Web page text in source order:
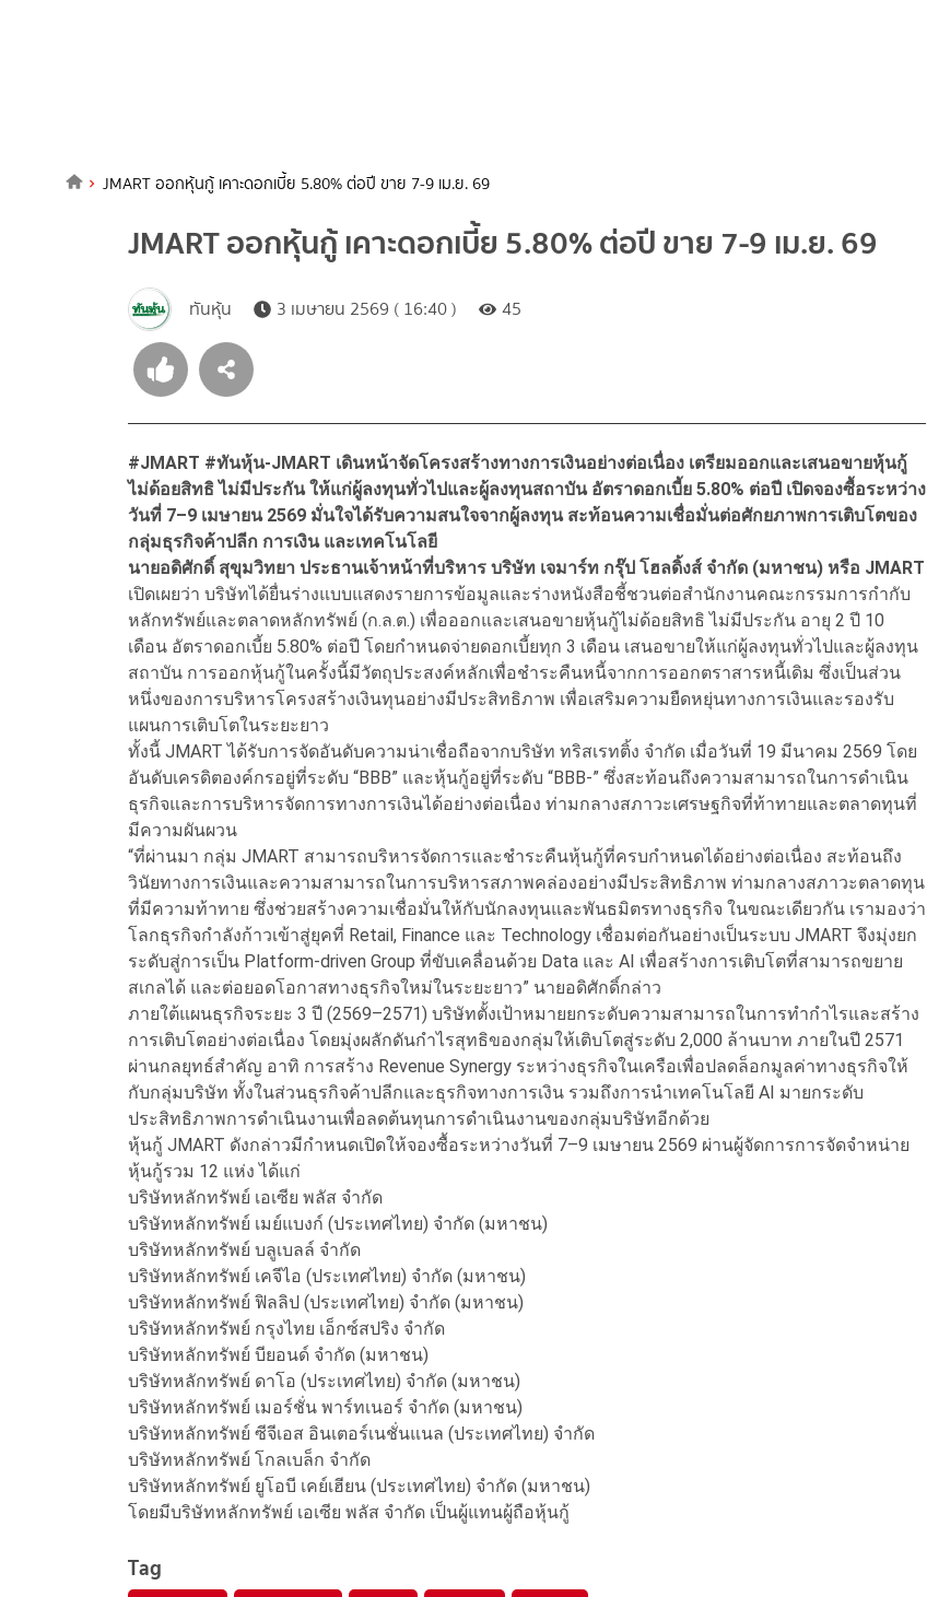
JMART ออกหุ้นกู้ เคาะดอกเบี้ย 5.80% ต่อปี ขาย 7-9 เม.ย. 69
JMART ออกหุ้นกู้ เคาะดอกเบี้ย 5.80% ต่อปี ขาย 7-9 เม.ย. 69
ทันหุ้น 3 เมษายน 2569 ( 16:40 ) 45
#JMART #ทันหุ้น-JMART เดินหน้าจัดโครงสร้างทางการเงินอย่างต่อเนื่อง เตรียมออกและเสนอขายหุ้นกู้
ไม่ด้อยสิทธิ ไม่มีประกัน ให้แก่ผู้ลงทุนทั่วไปและผู้ลงทุนสถาบัน อัตราดอกเบี้ย 5.80% ต่อปี เปิดจองซื้อระหว่าง
วันที่ 7–9 เมษายน 2569 มั่นใจได้รับความสนใจจากผู้ลงทุน สะท้อนความเชื่อมั่นต่อศักยภาพการเติบโตของ
กลุ่มธุรกิจค้าปลีก การเงิน และเทคโนโลยี
นายอดิศักดิ์ สุขุมวิทยา ประธานเจ้าหน้าที่บริหาร บริษัท เจมาร์ท กรุ๊ป โฮลดิ้งส์ จำกัด (มหาชน) หรือ JMART
เปิดเผยว่า บริษัทได้ยื่นร่างแบบแสดงรายการข้อมูลและร่างหนังสือชี้ชวนต่อสำนักงานคณะกรรมการกำกับ
หลักทรัพย์และตลาดหลักทรัพย์ (ก.ล.ต.) เพื่อออกและเสนอขายหุ้นกู้ไม่ด้อยสิทธิ ไม่มีประกัน อายุ 2 ปี 10
เดือน อัตราดอกเบี้ย 5.80% ต่อปี โดยกำหนดจ่ายดอกเบี้ยทุก 3 เดือน เสนอขายให้แก่ผู้ลงทุนทั่วไปและผู้ลงทุน
สถาบัน การออกหุ้นกู้ในครั้งนี้มีวัตถุประสงค์หลักเพื่อชำระคืนหนี้จากการออกตราสารหนี้เดิม ซึ่งเป็นส่วน
หนึ่งของการบริหารโครงสร้างเงินทุนอย่างมีประสิทธิภาพ เพื่อเสริมความยืดหยุ่นทางการเงินและรองรับ
แผนการเติบโตในระยะยาว
ทั้งนี้ JMART ได้รับการจัดอันดับความน่าเชื่อถือจากบริษัท ทริสเรทติ้ง จำกัด เมื่อวันที่ 19 มีนาคม 2569 โดย
อันดับเครดิตองค์กรอยู่ที่ระดับ “BBB” และหุ้นกู้อยู่ที่ระดับ “BBB-” ซึ่งสะท้อนถึงความสามารถในการดำเนิน
ธุรกิจและการบริหารจัดการทางการเงินได้อย่างต่อเนื่อง ท่ามกลางสภาวะเศรษฐกิจที่ท้าทายและตลาดทุนที่
มีความผันผวน
“ที่ผ่านมา กลุ่ม JMART สามารถบริหารจัดการและชำระคืนหุ้นกู้ที่ครบกำหนดได้อย่างต่อเนื่อง สะท้อนถึง
วินัยทางการเงินและความสามารถในการบริหารสภาพคล่องอย่างมีประสิทธิภาพ ท่ามกลางสภาวะตลาดทุน
ที่มีความท้าทาย ซึ่งช่วยสร้างความเชื่อมั่นให้กับนักลงทุนและพันธมิตรทางธุรกิจ ในขณะเดียวกัน เรามองว่า
โลกธุรกิจกำลังก้าวเข้าสู่ยุคที่ Retail, Finance และ Technology เชื่อมต่อกันอย่างเป็นระบบ JMART จึงมุ่งยก
ระดับสู่การเป็น Platform-driven Group ที่ขับเคลื่อนด้วย Data และ AI เพื่อสร้างการเติบโตที่สามารถขยาย
สเกลได้ และต่อยอดโอกาสทางธุรกิจใหม่ในระยะยาว” นายอดิศักดิ์กล่าว
ภายใต้แผนธุรกิจระยะ 3 ปี (2569–2571) บริษัทตั้งเป้าหมายยกระดับความสามารถในการทำกำไรและสร้าง
การเติบโตอย่างต่อเนื่อง โดยมุ่งผลักดันกำไรสุทธิของกลุ่มให้เติบโตสู่ระดับ 2,000 ล้านบาท ภายในปี 2571
ผ่านกลยุทธ์สำคัญ อาทิ การสร้าง Revenue Synergy ระหว่างธุรกิจในเครือเพื่อปลดล็อกมูลค่าทางธุรกิจให้
กับกลุ่มบริษัท ทั้งในส่วนธุรกิจค้าปลีกและธุรกิจทางการเงิน รวมถึงการนำเทคโนโลยี AI มายกระดับ
ประสิทธิภาพการดำเนินงานเพื่อลดต้นทุนการดำเนินงานของกลุ่มบริษัทอีกด้วย
หุ้นกู้ JMART ดังกล่าวมีกำหนดเปิดให้จองซื้อระหว่างวันที่ 7–9 เมษายน 2569 ผ่านผู้จัดการการจัดจำหน่าย
หุ้นกู้รวม 12 แห่ง ได้แก่
บริษัทหลักทรัพย์ เอเซีย พลัส จำกัด
บริษัทหลักทรัพย์ เมย์แบงก์ (ประเทศไทย) จำกัด (มหาชน)
บริษัทหลักทรัพย์ บลูเบลล์ จำกัด
บริษัทหลักทรัพย์ เคจีไอ (ประเทศไทย) จำกัด (มหาชน)
บริษัทหลักทรัพย์ ฟิลลิป (ประเทศไทย) จำกัด (มหาชน)
บริษัทหลักทรัพย์ กรุงไทย เอ็กซ์สปริง จำกัด
บริษัทหลักทรัพย์ บียอนด์ จำกัด (มหาชน)
บริษัทหลักทรัพย์ ดาโอ (ประเทศไทย) จำกัด (มหาชน)
บริษัทหลักทรัพย์ เมอร์ชั่น พาร์ทเนอร์ จำกัด (มหาชน)
บริษัทหลักทรัพย์ ซีจีเอส อินเตอร์เนชั่นแนล (ประเทศไทย) จำกัด
บริษัทหลักทรัพย์ โกลเบล็ก จำกัด
บริษัทหลักทรัพย์ ยูโอบี เคย์เฮียน (ประเทศไทย) จำกัด (มหาชน)
โดยมีบริษัทหลักทรัพย์ เอเซีย พลัส จำกัด เป็นผู้แทนผู้ถือหุ้นกู้
Tag